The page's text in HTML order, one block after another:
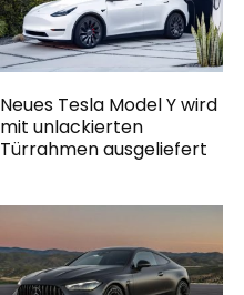
Neues Tesla Model Y wird
mit unlackierten
Türrahmen ausgeliefert